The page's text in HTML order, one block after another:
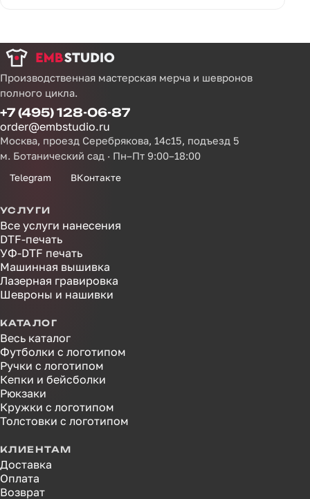
Производственная мастерская мерча и шевронов
полного цикла.
+7 (495) 128-06-87
order@embstudio.ru
Москва, проезд Серебрякова, 14с15, подъезд 5
м. Ботанический сад · Пн–Пт 9:00–18:00
Telegram ВКонтакте
УСЛУГИ
Все услуги нанесения
DTF-печать
УФ-DTF печать
Машинная вышивка
Лазерная гравировка
Шевроны и нашивки
КАТАЛОГ
Весь каталог
Футболки с логотипом
Ручки с логотипом
Кепки и бейсболки
Рюкзаки
Кружки с логотипом
Толстовки с логотипом
КЛИЕНТАМ
Доставка
Оплата
Возврат